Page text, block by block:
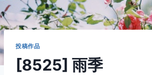
投稿作品
[8525] 雨季